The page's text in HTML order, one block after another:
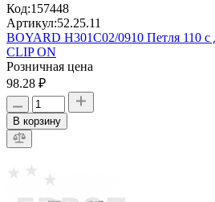
Код:157448
Артикул:52.25.11
BOYARD H301C02/0910 Петля 110 с
CLIP ON
Розничная цена
98.28 ₽
В корзину